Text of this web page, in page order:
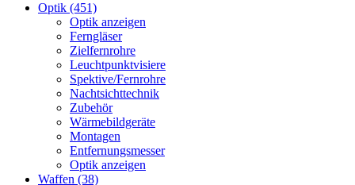
Optik (451)
Optik anzeigen
Ferngläser
Zielfernrohre
Leuchtpunktvisiere
Spektive/Fernrohre
Nachtsichttechnik
Zubehör
Wärmebildgeräte
Montagen
Entfernungsmesser
Optik anzeigen
Waffen (38)